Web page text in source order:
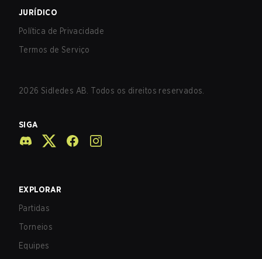
JURÍDICO
Política de Privacidade
Termos de Serviço
2026 Sidledes AB. Todos os direitos reservados.
SIGA
EXPLORAR
Partidas
Torneios
Equipes